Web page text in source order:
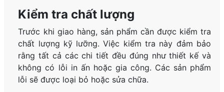
Kiểm tra chất lượng
Trước khi giao hàng, sản phẩm cần được kiểm tra
chất lượng kỹ lưỡng. Việc kiểm tra này đảm bảo
rằng tất cả các chi tiết đều đúng như thiết kế và
không có lỗi in ấn hoặc gia công. Các sản phẩm
lỗi sẽ được loại bỏ hoặc sửa chữa.